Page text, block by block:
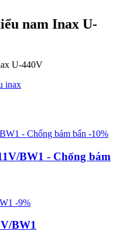
nam Inax U-
inax
-10%
BW1 - Chống bám
-9%
BW1